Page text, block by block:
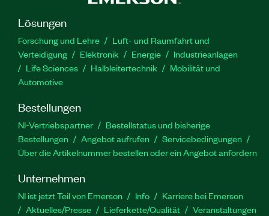
Lösungen
Forschung und Lehre
Luft- und Raumfahrt und
Verteidigung
Elektronik Energie
Industrieanlagen
Life Sciences
Halbleitertechnik
Mobilität und
Automotive
Bestellungen
NI-Vertriebspartner
Bestellstatus und bisherige
Bestellungen
Angebot aufrufen
Servicebedingungen
Über die Artikelnummer bestellen oder ein Angebot anfordern
Unternehmen
NI ist jetzt Teil von Emerson Info
Karriere bei Emerson
Aktuelles/Presse
Lieferkette/Qualität Veranstaltungen